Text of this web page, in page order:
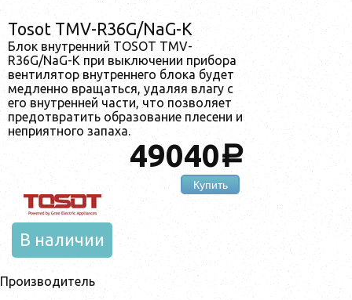
Tosot TMV-R36G/NaG-K
Блок внутренний TOSOT TMV-
R36G/NaG-K при выключении прибора
вентилятор внутреннего блока будет
медленно вращаться, удаляя влагу с
его внутренней части, что позволяет
предотвратить образование плесени и
неприятного запаха.
49040a
Купить
В наличии
Производитель